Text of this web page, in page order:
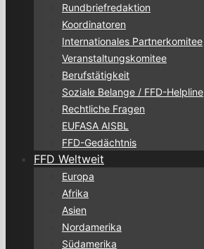
Rundbriefredaktion
Koordinatoren
Internationales Partnerkomitee
Veranstaltungskomitee
Berufstätigkeit
Soziale Belange / FFD-Helpline
Rechtliche Fragen
EUFASA AISBL
FFD-Gedächtnis
FFD Weltweit
Europa
Afrika
Asien
Nordamerika
Südamerika